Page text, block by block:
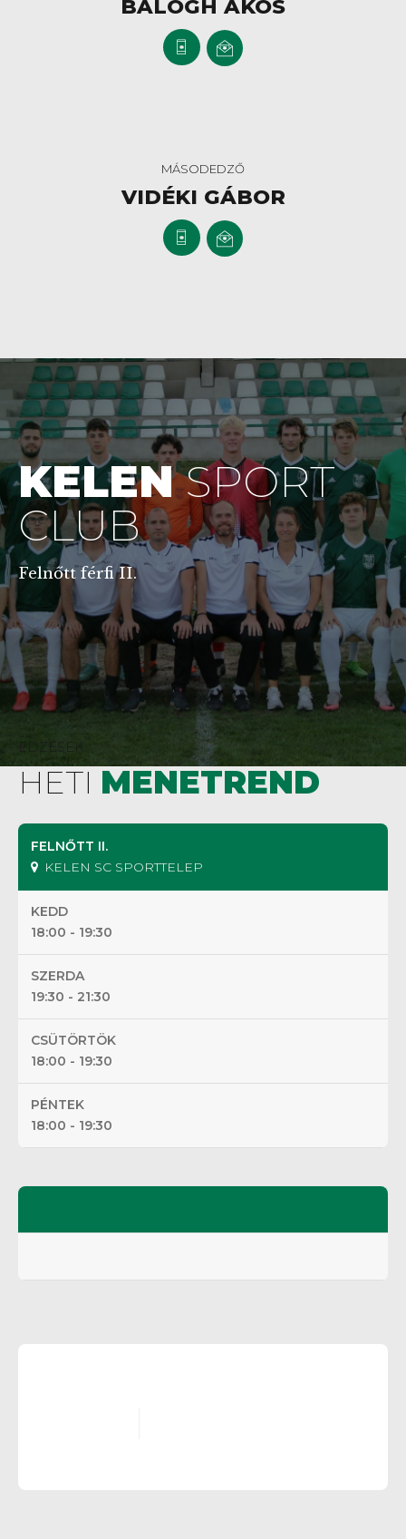
BALOGH ÁKOS
MÁSODEDZŐ
VIDÉKI GÁBOR
KELENSPORT
CLUB
Felnőtt férfi II.
EDZÉSEK
HETI MENETREND
FELNŐTT II.
KELEN SC SPORTTELEP
KEDD
18:00 - 19:30
SZERDA
19:30 - 21:30
CSÜTÖRTÖK
18:00 - 19:30
PÉNTEK
18:00 - 19:30